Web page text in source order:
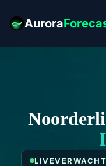
Aurora